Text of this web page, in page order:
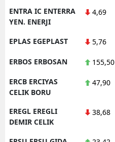
ENTRA IC ENTERRA
YEN. ENERJI
4,69
EPLAS EGEPLAST 5,76
ERBOS ERBOSAN 155,50
ERCB ERCIYAS
CELIK BORU
47,90
EREGL EREGLI
DEMIR CELIK
38,68